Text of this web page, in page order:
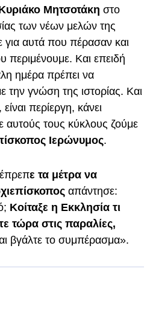
Μητσοτάκη στο
των νέων μελών της
αυτά που πέρασαν και
περιμένουμε. Και επειδή
ημέρα πρέπει να
την γνώση της ιστορίας. Και
περίεργη, κάνει
τους κύκλους ζούμε
Ιερώνυμος.
ε τα μέτρα να
απάντησε:
Κοίταξε η Εκκλησία τι
τώρα στις παραλίες,
βγάλτε το συμπέρασμα».